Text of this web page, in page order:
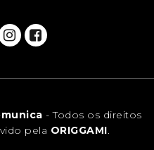
- Todos os direitos
pela ORIGGAMI.